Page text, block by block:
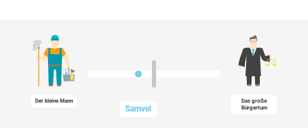
Der kleine Mann
Samvel
Das große
Bürgertum